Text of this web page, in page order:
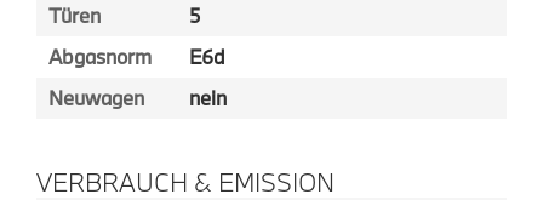
Türen
5
Abgasnorm
E6d
Neuwagen
nein
VERBRAUCH & EMISSION